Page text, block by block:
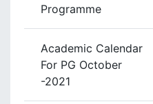
Programme
Academic Calendar
For PG October
-2021